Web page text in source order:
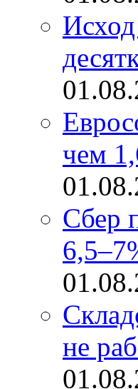
чем
Сбер
не